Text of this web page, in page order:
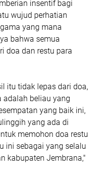
insentif bagi
wujud perhatian
yang mana
bahwa semua
doa dan restu para
itu tidak lepas dari doa,
beliau yang
yang baik ini,
yang ada di
memohon doa restu
ini sebagai yang selalu
kabupaten Jembrana,"